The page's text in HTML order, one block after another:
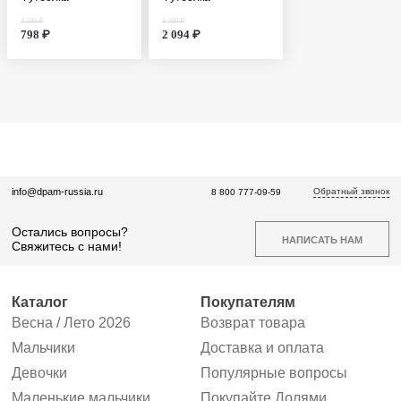
3 190 ₽
798 ₽
3 490 ₽
2 094 ₽
info@dpam-russia.ru
Остались вопросы?
Свяжитесь с нами!
НАПИСАТЬ НАМ
8 800 777-09-59 Обратный звонок
Каталог
Весна / Лето 2026
Мальчики
Девочки
Покупателям
Возврат товара
Доставка и оплата
Популярные вопросы